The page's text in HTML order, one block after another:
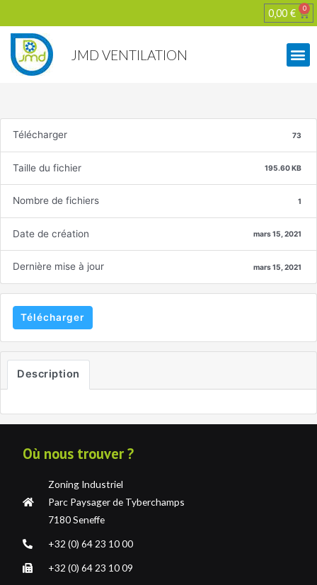
0,00 € 0
JMD VENTILATION
Télécharger 73
Taille du fichier 195.60 KB
Nombre de fichiers 1
Date de création mars 15, 2021
Dernière mise à jour mars 15, 2021
Télécharger
Description
Où nous trouver ?
Zoning Industriel
Parc Paysager de Tyberchamps
7180 Seneffe
+32 (0) 64 23 10 00
+32 (0) 64 23 10 09